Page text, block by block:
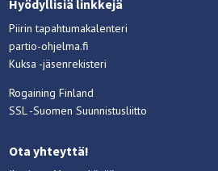
Hyödyllisiä linkkejä
Piirin tapahtumakalenteri
partio-ohjelma.fi
Kuksa -jäsenrekisteri
Rogaining Finland
SSL -Suomen Suunnistusliitto
Ota yhteyttä!